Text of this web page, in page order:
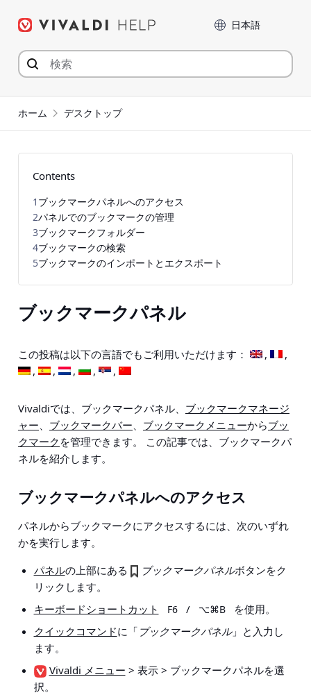
言語
ホーム デスクトップ
ブックマークパネル
この投稿は以下の言語でもご利用いただけます：
Vivaldiでは、ブックマークパネル、 ブックマークマネージ
ャー、 ブックマークバー、 ブックマークメニューからブッ
クマーク を管理できます。 この記事では、ブックマークパ
ネルを紹介します。
ブックマークパネルへのアクセス
パネルからブックマークにアクセスするには、次のいずれ
かを実行します。
パネルの上部にある ブックマークパネルボタンをク
リックします。
キーボードショートカット
F6 / ⌥⌘B
を使用。
クイックコマンドに「 ブックマークパネル」と入力し
ます。
Vivaldi メニュー > 表示 > ブックマークパネルを選
択。
Contents
1 ブックマークパネルへのアクセス
2パネルでのブックマークの管理
3ブックマークフォルダー
4ブックマークの検索
5ブックマークのインポートとエクスポート